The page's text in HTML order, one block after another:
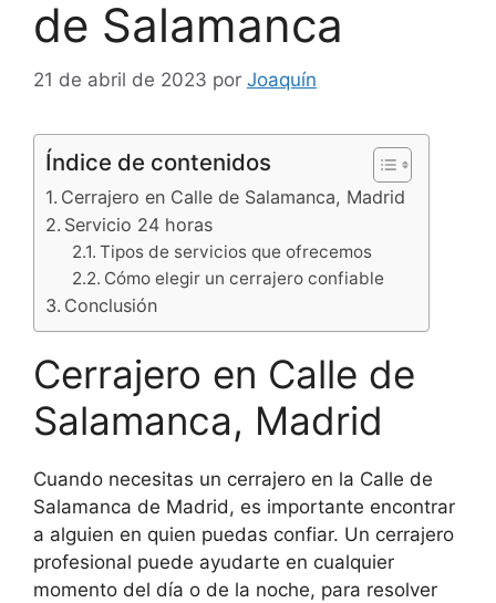
de Salamanca
21 de abril de 2023 por Joaquín
Índice de contenidos
Cerrajero en Calle de Salamanca, Madrid
Servicio 24 horas
Tipos de servicios que ofrecemos
Cómo elegir un cerrajero confiable
Conclusión
Cerrajero en Calle de
Salamanca, Madrid
Cuando necesitas un cerrajero en la Calle de
Salamanca de Madrid, es importante encontrar
a alguien en quien puedas confiar. Un cerrajero
profesional puede ayudarte en cualquier
momento del día o de la noche, para resolver